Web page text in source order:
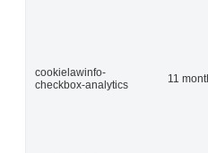
cookielawinfo-
checkbox-analytics
11